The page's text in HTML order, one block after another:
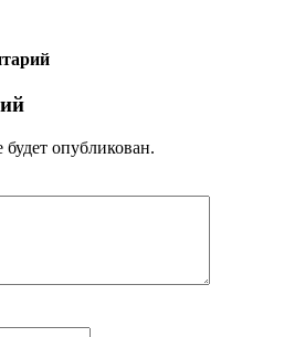
опубликован.